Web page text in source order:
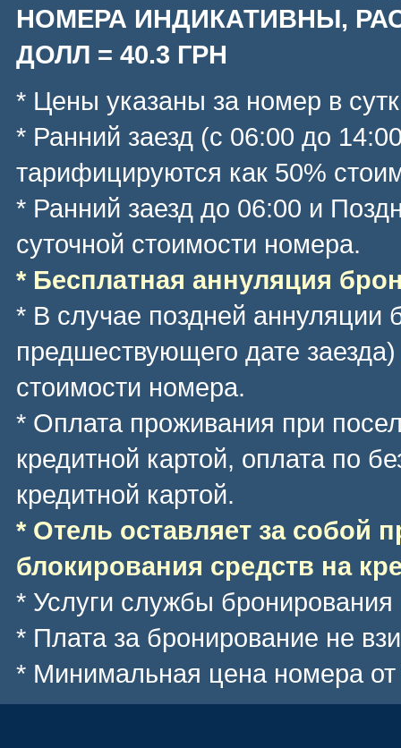
НОМЕРА ИНДИКАТИВНЫ,
ДОЛЛ = 40.3 ГРН
* Цены указаны за номер в
* Ранний заезд (с 06:00 до
тарифицируются как 50%
* Ранний заезд до 06:00 и
суточной стоимости номера.
* Бесплатная аннуляция
* В случае поздней аннуляции
предшествующего дате
стоимости номера.
* Оплата проживания при
кредитной картой, оплата по
кредитной картой.
* Отель оставляет за собой
блокирования средств на
* Услуги службы
* Плата за бронирование не
* Минимальная цена номера